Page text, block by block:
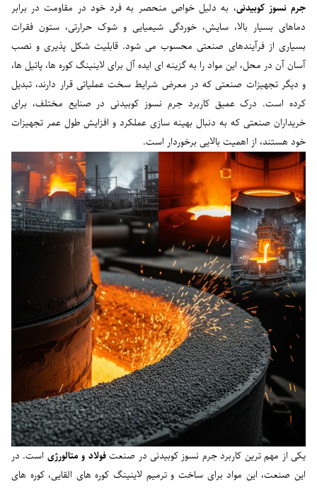
جرم نسوز کوبیدنی، به دلیل خواص منحصر به فرد خود در مقاومت در برابر
دماهای بسیار بالا، سایش، خوردگی شیمیایی و شوک حرارتی، ستون فقرات
بسیاری از فرآیندهای صنعتی محسوب می شود. قابلیت شکل پذیری و نصب
آسان آن در محل، این مواد را به گزینه ای ایده آل برای لاینینگ کوره ها، پاتیل ها،
و دیگر تجهیزات صنعتی که در معرض شرایط سخت عملیاتی قرار دارند، تبدیل
کرده است. درک عمیق کاربرد جرم نسوز کوبیدنی در صنایع مختلف، برای
خریداران صنعتی که به دنبال بهینه سازی عملکرد و افزایش طول عمر تجهیزات
خود هستند، از اهمیت بالایی برخوردار است.
یکی از مهم ترین کاربرد جرم نسوز کوبیدنی در صنعتفولاد و متالورژی است. در
این صنعت، این مواد برای ساخت و ترمیم لاینینگ کوره های القایی، کوره های